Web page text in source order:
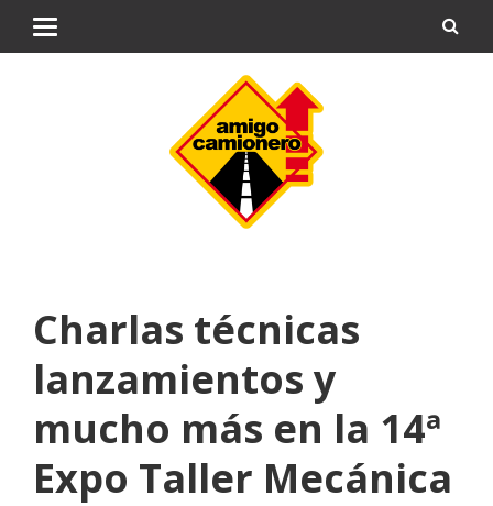
Charlas técnicas
lanzamientos y
mucho más en la 14ª
Expo Taller Mecánica